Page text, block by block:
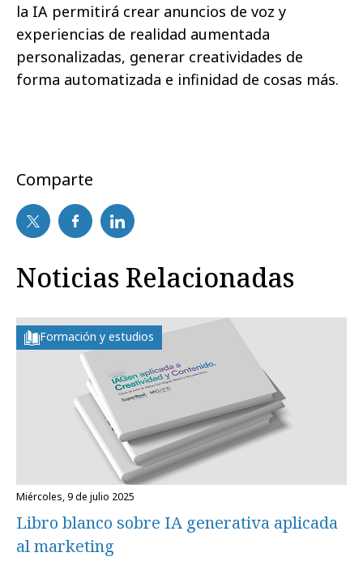
la IA permitirá crear anuncios de voz y
experiencias de realidad aumentada
personalizadas, generar creatividades de
forma automatizada e infinidad de cosas más.
Comparte
Noticias Relacionadas
Formación y estudios
miércoles, 9 de julio 2025
Libro blanco sobre IA generativa aplicada
al marketing